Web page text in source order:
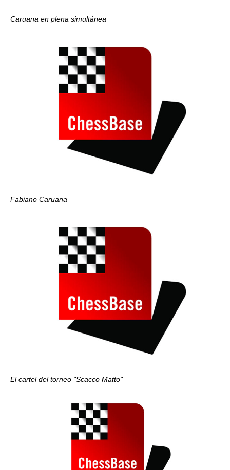
Caruana en plena simultánea
Fabiano Caruana
El cartel del torneo "Scacco Matto"